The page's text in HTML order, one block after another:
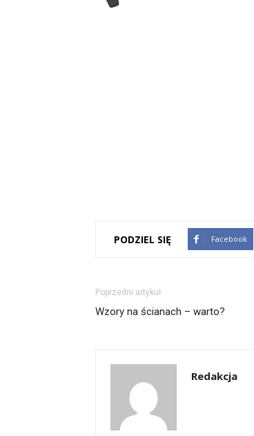
PODZIEL SIĘ Facebook
Poprzedni artykuł
Wzory na ścianach – warto?
Redakcja